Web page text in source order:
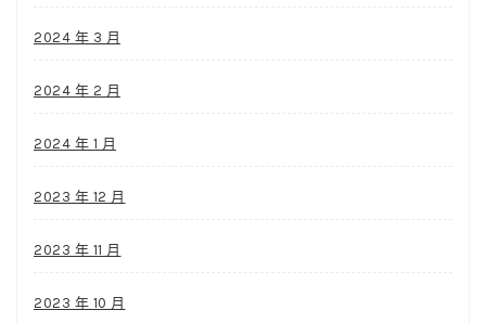
2024 年 3 月
2024 年 2 月
2024 年 1 月
2023 年 12 月
2023 年 11 月
2023 年 10 月